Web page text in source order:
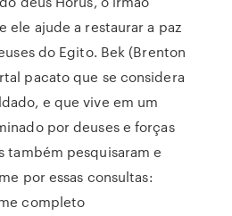
ele ajude a restaurar a paz
do Egito. Bek (Brenton
pacato que se considera
e que vive em um
por deuses e forças
também pesquisaram e
por essas consultas:
completo